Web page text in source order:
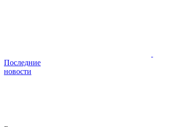
Последние
новости